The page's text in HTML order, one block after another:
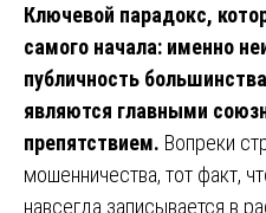
Ключевой парадокс,
самого начала: именно
публичность
являются главными
препятствием. Вопреки
мошенничества, тот факт,
навсегда записывается в